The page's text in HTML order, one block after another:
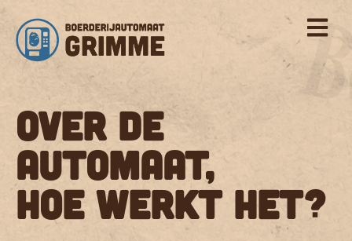
de
inhoud
Over de
automaat,
hoe werkt het?